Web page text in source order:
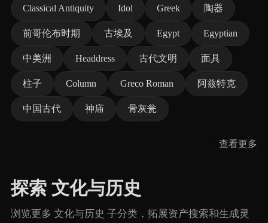
Classical Antiquity Idol Greek 陶器
前哥伦布时期 古埃及 Egypt Egyptian
中美洲 Headdress 古代文明 面具
柱子 Column Greco Roman 阿兹特克
中国古代 神庙 骨灰瓮
查看更多
探索 文化与历史
浏览更多 文化与历史 子分类，拓展资产搜索和生成灵